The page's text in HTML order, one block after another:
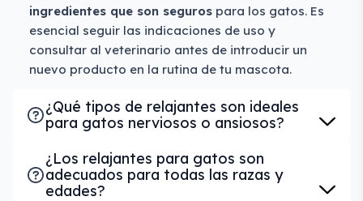
ingredientes que son seguros para los gatos. Es
esencial seguir las indicaciones de uso y
consultar al veterinario antes de introducir un
nuevo producto en la rutina de tu mascota.
¿Qué tipos de relajantes son ideales
para gatos nerviosos o ansiosos?
¿Los relajantes para gatos son
adecuados para todas las razas y
edades?